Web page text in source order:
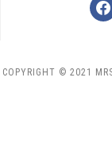
COPYRIGHT © 2021